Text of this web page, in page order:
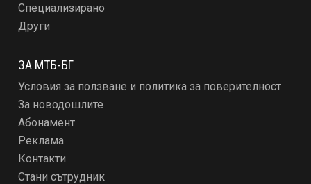
Специализирано
Други
ЗА МТБ-БГ
Условия за ползване и политика за поверителност
За новодошлите
Абонамент
Реклама
Контакти
Стани сътрудник